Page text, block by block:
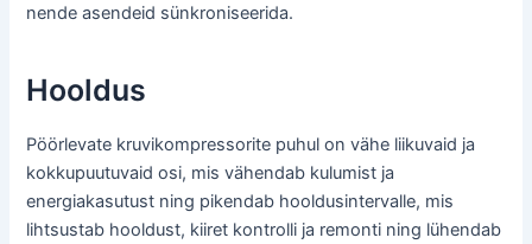
nende asendeid sünkroniseerida.
Hooldus
Pöörlevate kruvikompressorite puhul on vähe liikuvaid ja
kokkupuutuvaid osi, mis vähendab kulumist ja
energiakasutust ning pikendab hooldusintervalle, mis
lihtsustab hooldust, kiiret kontrolli ja remonti ning lühendab